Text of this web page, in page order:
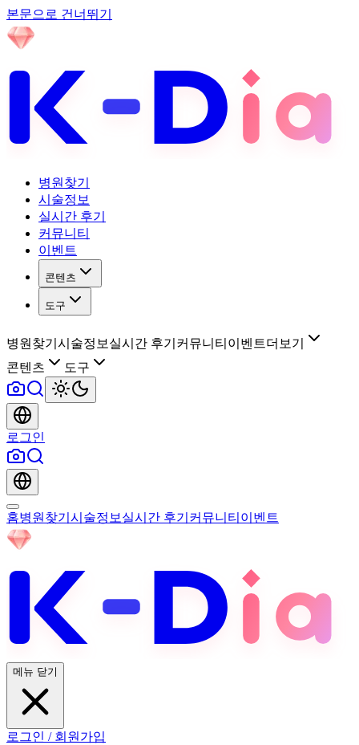
본문으로 건너뛰기
병원찾기
시술정보
실시간 후기
커뮤니티
이벤트
콘텐츠
도구
병원찾기 시술정보 실시간 후기 커뮤니티 이벤트더보기
콘텐츠
도구
로그인
홈병원찾기 시술정보 실시간 후기 커뮤니티 이벤트
메뉴 닫기
로그인 / 회원가입